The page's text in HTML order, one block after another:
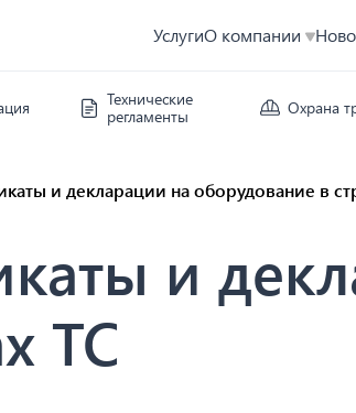
УслугиО компании
Технические
регламенты
Охрана
и декларации на оборудование в
и
ТС